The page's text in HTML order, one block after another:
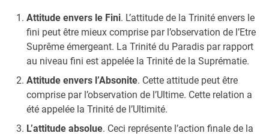
Attitude envers le Fini. L’attitude de la Trinité envers le
fini peut être mieux comprise par l’observation de l’Etre
Suprême émergeant. La Trinité du Paradis par rapport
au niveau fini est appelée la Trinité de la Suprématie.
Attitude envers l’Absonite. Cette attitude peut être
comprise par l’observation de l’Ultime. Cette relation a
été appelée la Trinité de l’Ultimité.
L’attitude absolue. Ceci représente l’action finale de la